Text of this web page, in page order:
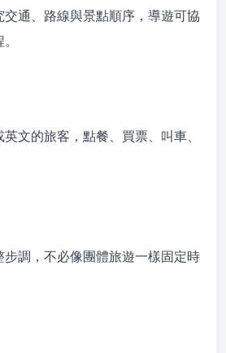
通、路線與景點順序，導遊可協
文的旅客，點餐、買票、叫車、
步調，不必像團體旅遊一樣固定時